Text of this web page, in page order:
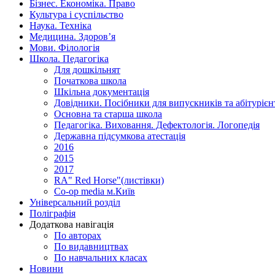
Бізнес. Економіка. Право
Культура і суспільство
Наука. Техніка
Медицина. Здоров’я
Мови. Філологія
Школа. Педагогіка
Для дошкільнят
Початкова школа
Шкільна документація
Довідники. Посібники для випускників та
Основна та старша школа
Педагогіка. Виховання. Дефектологія. Логопедія
Державна підсумкова атестація
2016
2015
2017
RA" Red Horse"(листівки)
Co-op media м.Київ
Універсальний розділ
Поліграфія
Додаткова навігація
По авторах
По видавництвах
По навчальних класах
Новини